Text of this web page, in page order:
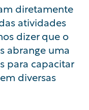
diretamente
atividades
dizer que o
abrange uma
para capacitar
diversas